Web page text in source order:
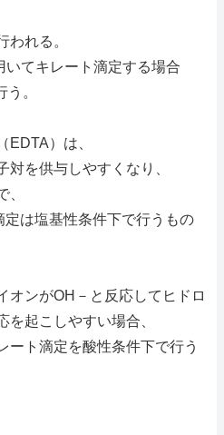
われる。
てキレート滴定する場合
。
EDTA）は、
を供与しやすくなり、
、
は塩基性条件下で行うもの
オンがOH－と反応してヒドロ
を起こしやすい場合、
ート滴定を酸性条件下で行う